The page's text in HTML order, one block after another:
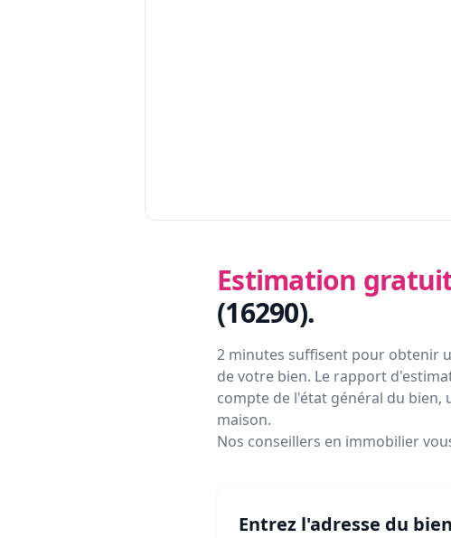
Estimation
(16290).
2 minutes suffisent pour obtenir
de votre bien. Le rapport
compte de l'état général du
maison.
Nos conseillers en immobilier
Entrez l'adresse du